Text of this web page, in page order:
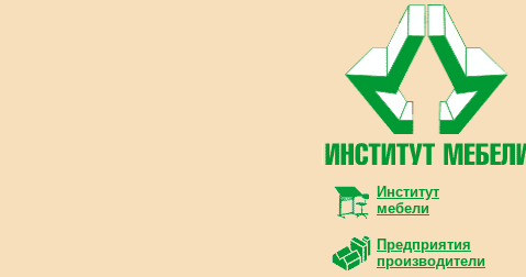
Институт
мебели
Предприятия
производители